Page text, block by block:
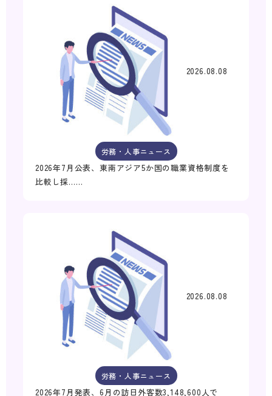
2026.08.08
労務・人事ニュース
2026年7月公表、東南アジア5か国の職業資格制度を
比較し採……
2026.08.08
労務・人事ニュース
2026年7月発表、6月の訪日外客数3,148,600人で